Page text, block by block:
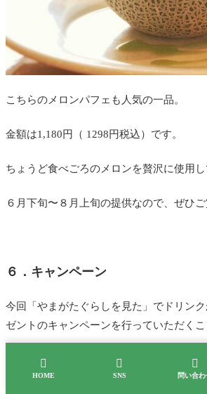
こちらのメロンパフェも人気の一品。
金額は1,180円（ 1298円税込）です。
ちょうど食べごろのメロンを贅沢に使用し
６月下旬〜８月上旬の提供なので、ぜひご
６．キャンペーン
今回「やまがたぐらしを見た」でドリン
ゼントのキャンペーンを行っていただくこ
内容はスタッフまで確認してくださいね。

HOME

SNS

問い合わ